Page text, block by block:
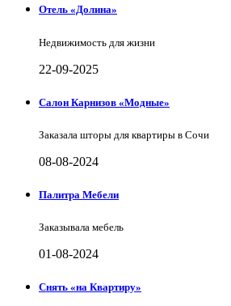
Отель «Долина»
Недвижимость для жизни
22-09-2025
Салон Карнизов «Модные»
Заказала шторы для квартиры в Сочи
08-08-2024
Палитра Мебели
Заказывала мебель
01-08-2024
Снять «на Квартиру»